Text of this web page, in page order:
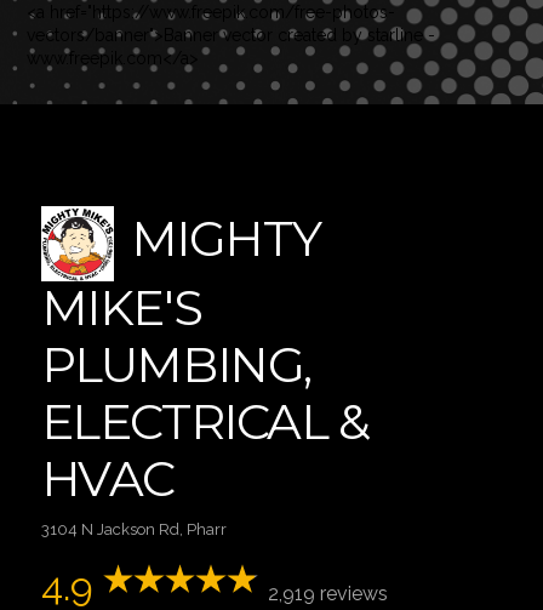
<a href="https://www.freepik.com/free-photos-
vectors/banner">Banner vector created by starline -
www.freepik.com</a>
MIGHTY
MIKE'S
PLUMBING,
ELECTRICAL &
HVAC
3104 N Jackson Rd, Pharr
4.9 2,919 reviews